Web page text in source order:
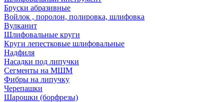
Бруски абразивные
Войлок , поролон, полировка, шлифовка
Вулканит
Шлифовальные круги
Круги лепестковые шлифовальные
Надфиля
Насадки под липучки
Сегменты на МШМ
Фибры на липучку
Черепашки
Шарошки (борфрезы)